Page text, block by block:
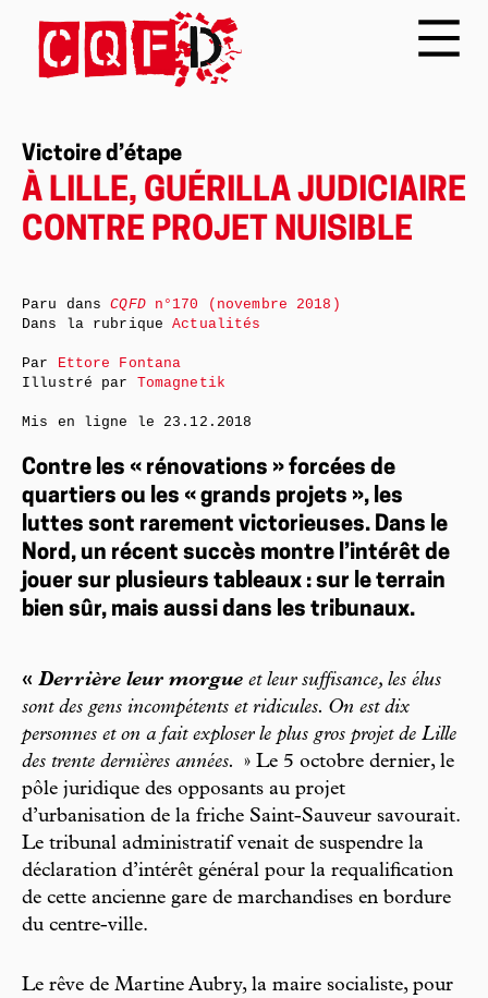
Victoire d’étape
À LILLE, GUÉRILLA JUDICIAIRE
CONTRE PROJET NUISIBLE
Contre les « rénovations » forcées de
quartiers ou les « grands projets », les
luttes sont rarement victorieuses. Dans le
Nord, un récent succès montre l’intérêt de
jouer sur plusieurs tableaux : sur le terrain
bien sûr, mais aussi dans les tribunaux.
« Derrière leur morgue et leur suffisance, les élus
sont des gens incompétents et ridicules. On est dix
personnes et on a fait exploser le plus gros projet de Lille
des trente dernières années.
» Le 5 octobre dernier, le
pôle juridique des opposants au projet
d’urbanisation de la friche Saint-Sauveur savourait.
Le tribunal administratif venait de suspendre la
déclaration d’intérêt général pour la requalification
de cette ancienne gare de marchandises en bordure
du centre-ville.
Le rêve de Martine Aubry, la maire socialiste, pour
Paru dansCQFDn°170 (novembre 2018)
Dans la rubriqueActualités
Par Ettore Fontana
Illustré par Tomagnetik
Mis en ligne le 23.12.2018